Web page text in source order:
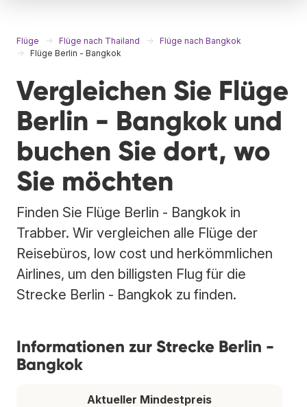
Flüge Flüge nach Thailand
Flüge nach Bangkok
Flüge Berlin - Bangkok
Vergleichen Sie Flüge
Berlin - Bangkok und
buchen Sie dort, wo
Sie möchten
Finden Sie Flüge Berlin - Bangkok in
Trabber. Wir vergleichen alle Flüge der
Reisebüros, low cost und herkömmlichen
Airlines, um den billigsten Flug für die
Strecke Berlin - Bangkok zu finden.
Informationen zur Strecke Berlin -
Bangkok
Aktueller Mindestpreis